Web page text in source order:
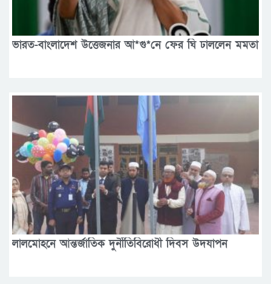
ভারত-বাংলাদেশ উত্তেজনার আ*গু*নে ফের ঘি ঢাললেন মমতা
লালমোহনে আন্তর্জাতিক দুর্নীতিবিরোধী দিবস উদযাপন